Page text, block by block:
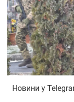
Новини у